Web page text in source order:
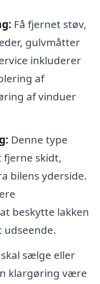
Få fjernet støv,
gulvmåtter
inkluderer
af
af vinduer
Denne type
fjerne skidt,
bilens yderside.
beskytte lakken
udseende.
sælge eller
klargøring være